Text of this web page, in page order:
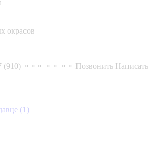
окрасов
(910) ⚬⚬⚬ ⚬⚬ ⚬⚬ Позвонить Написать
(1)